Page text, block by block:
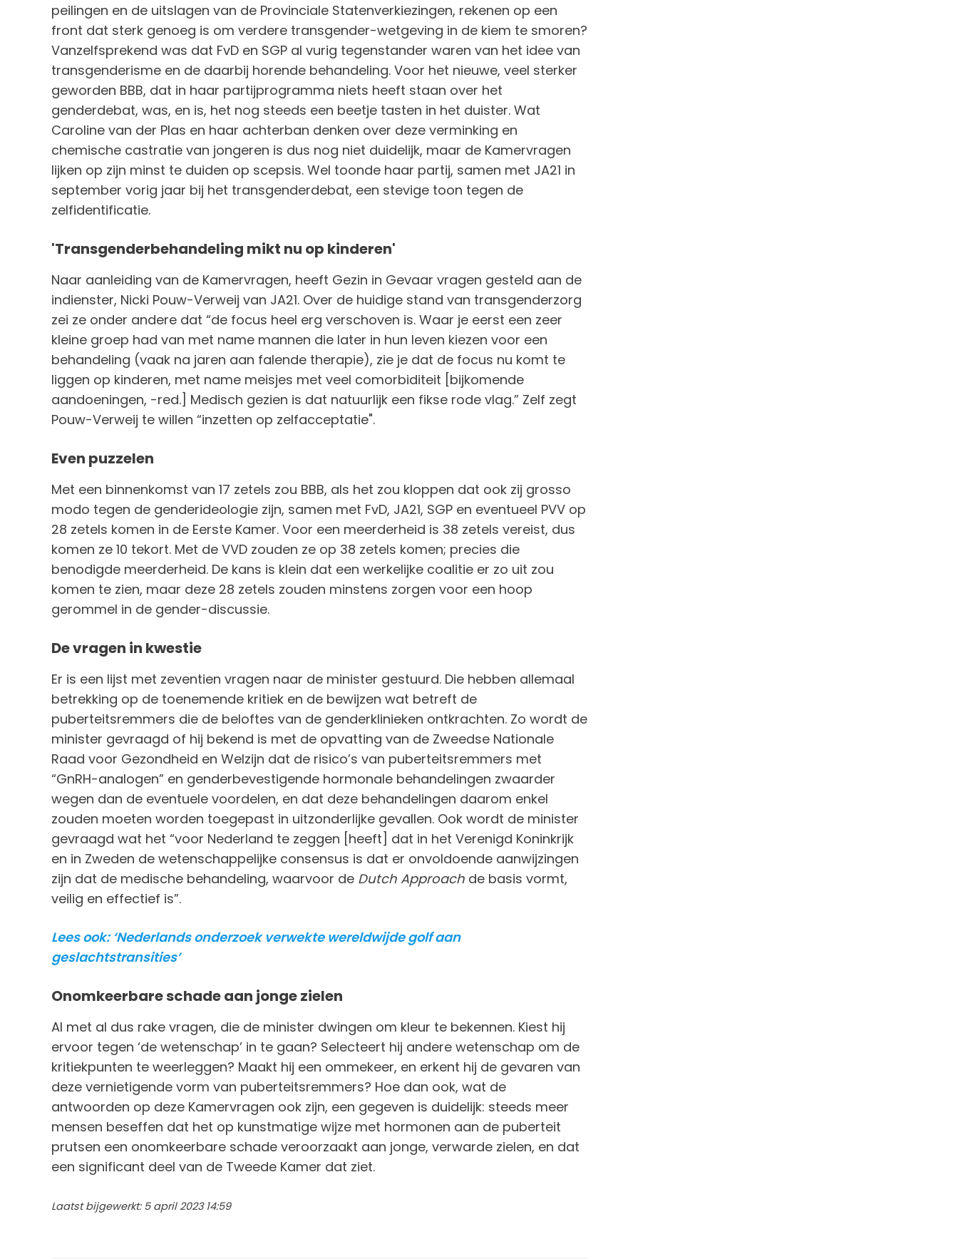
peilingen en de uitslagen van de Provinciale Statenverkiezingen, rekenen op een
front dat sterk genoeg is om verdere transgender-wetgeving in de kiem te smoren?
Vanzelfsprekend was dat FvD en SGP al vurig tegenstander waren van het idee van
transgenderisme en de daarbij horende behandeling. Voor het nieuwe, veel sterker
geworden BBB, dat in haar partijprogramma niets heeft staan over het
genderdebat, was, en is, het nog steeds een beetje tasten in het duister. Wat
Caroline van der Plas en haar achterban denken over deze verminking en
chemische castratie van jongeren is dus nog niet duidelijk, maar de Kamervragen
lijken op zijn minst te duiden op scepsis. Wel toonde haar partij, samen met JA21 in
september vorig jaar bij het transgenderdebat, een stevige toon tegen de
zelfidentificatie.
'Transgenderbehandeling mikt nu op kinderen'
Naar aanleiding van de Kamervragen, heeft Gezin in Gevaar vragen gesteld aan de
indienster, Nicki Pouw-Verweij van JA21. Over de huidige stand van transgenderzorg
zei ze onder andere dat “de focus heel erg verschoven is. Waar je eerst een zeer
kleine groep had van met name mannen die later in hun leven kiezen voor een
behandeling (vaak na jaren aan falende therapie), zie je dat de focus nu komt te
liggen op kinderen, met name meisjes met veel comorbiditeit [bijkomende
aandoeningen, -red.] Medisch gezien is dat natuurlijk een fikse rode vlag.” Zelf zegt
Pouw-Verweij te willen “inzetten op zelfacceptatie".
Even puzzelen
Met een binnenkomst van 17 zetels zou BBB, als het zou kloppen dat ook zij grosso
modo tegen de genderideologie zijn, samen met FvD, JA21, SGP en eventueel PVV op
28 zetels komen in de Eerste Kamer. Voor een meerderheid is 38 zetels vereist, dus
komen ze 10 tekort. Met de VVD zouden ze op 38 zetels komen; precies die
benodigde meerderheid. De kans is klein dat een werkelijke coalitie er zo uit zou
komen te zien, maar deze 28 zetels zouden minstens zorgen voor een hoop
gerommel in de gender-discussie.
De vragen in kwestie
Er is een lijst met zeventien vragen naar de minister gestuurd. Die hebben allemaal
betrekking op de toenemende kritiek en de bewijzen wat betreft de
puberteitsremmers die de beloftes van de genderklinieken ontkrachten. Zo wordt de
minister gevraagd of hij bekend is met de opvatting van de Zweedse Nationale
Raad voor Gezondheid en Welzijn dat de risico’s van puberteitsremmers met
“GnRH-analogen” en genderbevestigende hormonale behandelingen zwaarder
wegen dan de eventuele voordelen, en dat deze behandelingen daarom enkel
zouden moeten worden toegepast in uitzonderlijke gevallen. Ook wordt de minister
gevraagd wat het “voor Nederland te zeggen [heeft] dat in het Verenigd Koninkrijk
en in Zweden de wetenschappelijke consensus is dat er onvoldoende aanwijzingen
zijn dat de medische behandeling, waarvoor de Dutch Approach de basis vormt,
veilig en effectief is”.
Lees ook: ‘Nederlands onderzoek verwekte wereldwijde golf aan
geslachtstransities’
Onomkeerbare schade aan jonge zielen
Al met al dus rake vragen, die de minister dwingen om kleur te bekennen. Kiest hij
ervoor tegen ‘de wetenschap’ in te gaan? Selecteert hij andere wetenschap om de
kritiekpunten te weerleggen? Maakt hij een ommekeer, en erkent hij de gevaren van
deze vernietigende vorm van puberteitsremmers? Hoe dan ook, wat de
antwoorden op deze Kamervragen ook zijn, een gegeven is duidelijk: steeds meer
mensen beseffen dat het op kunstmatige wijze met hormonen aan de puberteit
prutsen een onomkeerbare schade veroorzaakt aan jonge, verwarde zielen, en dat
een significant deel van de Tweede Kamer dat ziet.
Laatst bijgewerkt: 5 april 2023 14:59